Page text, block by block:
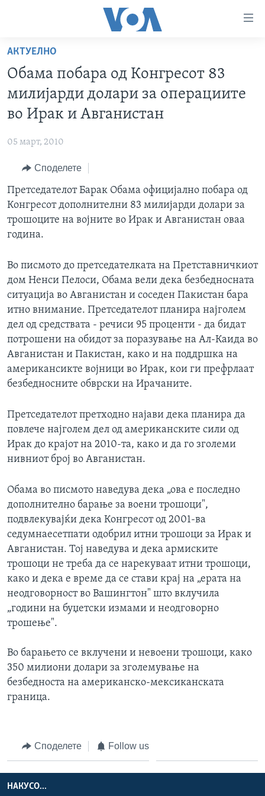
пристапност
Премини
на
главната
содржина
Премини
до
навигација
Пребарувај
ДОМА
САД
СВЕТ
ЕКОНОМИЈА
ПОЛИТИКА
ЗДРАВЈЕ
НАУКА
ИНТЕРВЈУА
ФОТОГАЛЕРИИ
АРХИВИРАНА ПРОГРАМА
NEWSFLASH - АРХИВА
ВЕСТИ ОД САД ВО МИНУТА - АРХИВА
ИЗБОРИ ВО САД 2020 - АРХИВА
ЗА НАС
Learning English
НАКУСО...
Јазици
АКТУЕЛНО
Обама побара од Конгресот 83
милијарди долари за операциите
во Ирак и Авганистан
05 март, 2010
Споделете
Претседателот Барак Обама официјално побара од
Конгресот дополнителни 83 милијарди долари за
трошоците на војните во Ирак и Авганистан оваа
година.
Во писмото до претседателката на Претставничкиот
дом Ненси Пелоси, Обама вели дека безбедносната
ситуација во Авганистан и соседен Пакистан бара
итно внимание. Претседателот планира најголем
дел од средствата - речиси 95 проценти - да бидат
потрошени на обидот за поразување на Ал-Каида во
Авганистан и Пакистан, како и на поддршка на
американсикте војници во Ирак, кои ги префрлаат
безбедносните обврски на Ирачаните.
Претседателот претходно најави дека планира да
повлече најголем дел од американските сили од
Ирак до крајот на 2010-та, како и да го зголеми
нивниот број во Авганистан.
Обама во писмото наведува дека „ова е последно
дополнително барање за воени трошоци",
подвлекувајќи дека Конгресот од 2001-ва
седумнаесетпати одобрил итни трошоци за Ирак и
Авганистан. Тој наведува и дека армиските
трошоци не треба да се нарекуваат итни трошоци,
како и дека е време да се стави крај на „ерата на
неодговорност во Вашингтон" што вклучила
„години на буџетски измами и неодговорно
трошење".
Во барањето се вклучени и невоени трошоци, како
350 милиони долари за зголемување на
безбедноста на американско-мексиканската
граница.
Споделете Follow us
НАКУСО...